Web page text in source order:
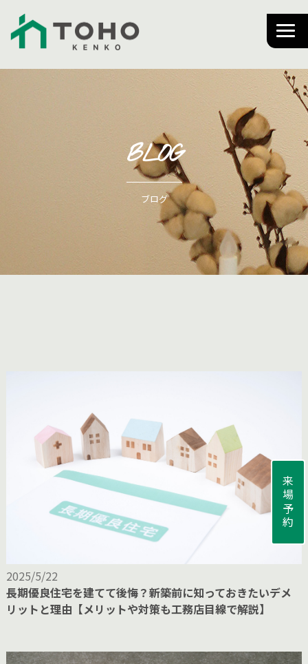
来場予約
BLOG
ブログ
2025/5/22
長期優良住宅を建てて後悔？新築前に知っておきたいデメ
リットと理由【メリットや対策も工務店目線で解説】